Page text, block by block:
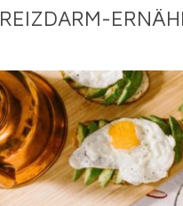
REIZDARM-